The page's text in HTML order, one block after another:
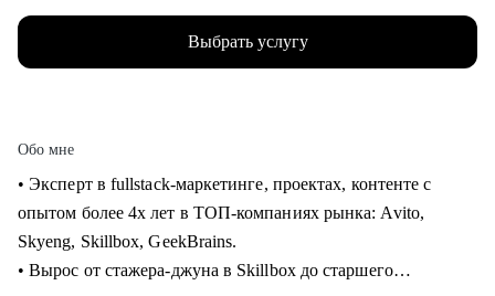
Выбрать услугу
Обо мне
• Эксперт в fullstack-маркетинге, проектах, контенте с
опытом более 4х лет в ТОП-компаниях рынка: Avito,
Skyeng, Skillbox, GeekBrains.
• Вырос от стажера-джуна в Skillbox до старшего